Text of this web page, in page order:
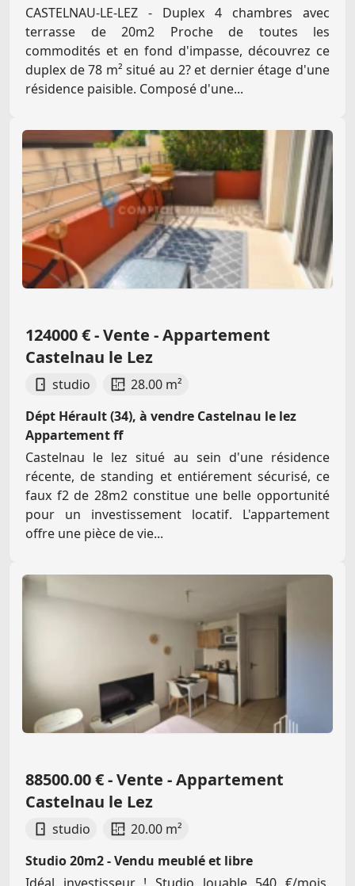
CASTELNAU-LE-LEZ - Duplex 4 chambres avec
terrasse de 20m2 Proche de toutes les
commodités et en fond d'impasse, découvrez ce
duplex de 78 m² situé au 2? et dernier étage d'une
résidence paisible. Composé d'une...
124000 € - Vente - Appartement
Castelnau le Lez
studio
28.00 m²
Dépt Hérault (34), à vendre Castelnau le lez
Appartement ff
Castelnau le lez situé au sein d'une résidence
récente, de standing et entiérement sécurisé, ce
faux f2 de 28m2 constitue une belle opportunité
pour un investissement locatif. L'appartement
offre une pièce de vie...
88500.00 € - Vente - Appartement
Castelnau le Lez
studio
20.00 m²
Studio 20m2 - Vendu meublé et libre